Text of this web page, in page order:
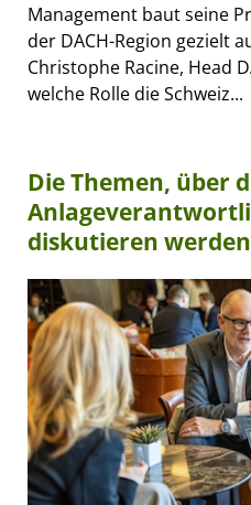
Management baut seine
der DACH-Region gezielt
Christophe Racine, Head
welche Rolle die Schweiz...
Die Themen, über
diskutieren werden